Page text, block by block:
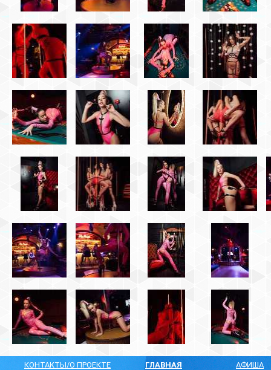
КОНТАКТЫ/О ПРОЕКТЕ
ГЛАВНАЯ
АФИША